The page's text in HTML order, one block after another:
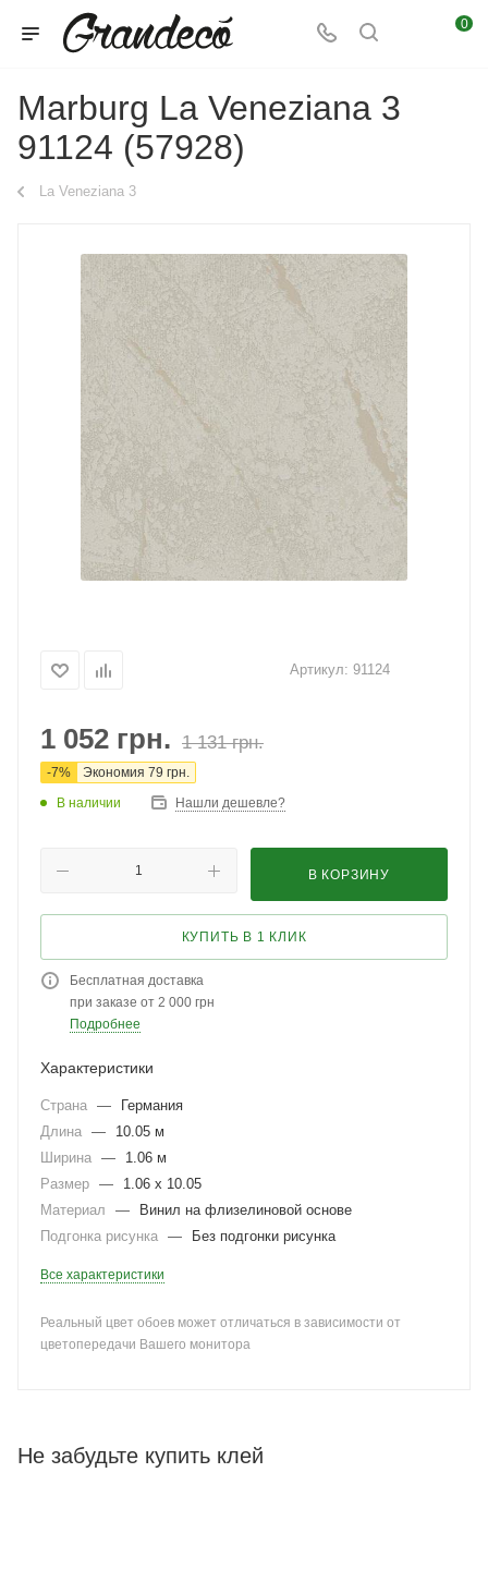
0
Marburg La Veneziana 3
91124 (57928)
La Veneziana 3
Артикул: 91124
1 052 грн. 1 131грн.
-7% Экономия 79 грн.
В наличии
Нашли дешевле?
В КОРЗИНУ
КУПИТЬ В 1 КЛИК
Бесплатная доставка
при заказе от 2 000 грн
Подробнее
Характеристики
Страна —
Германия
Длина —
10.05 м
Ширина —
1.06 м
Размер —
1.06 x 10.05
Материал
—
Винил на флизелиновой основе
Подгонка рисунка — Без подгонки рисунка
Все характеристики
Реальный цвет обоев может отличаться в зависимости от
цветопередачи Вашего монитора
Не забудьте купить клей